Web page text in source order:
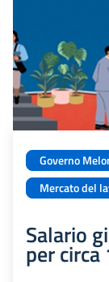
Governo
Mercato del
Salario
per